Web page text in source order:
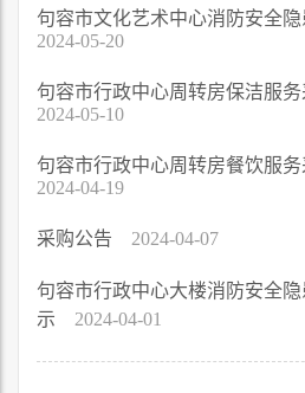
句容市文化艺术中心消防安全
2024-05-20
句容市行政中心周转房保洁服
2024-05-10
句容市行政中心周转房餐饮服
2024-04-19
采购公告 2024-04-07
句容市行政中心大楼消防安全
示
2024-04-01